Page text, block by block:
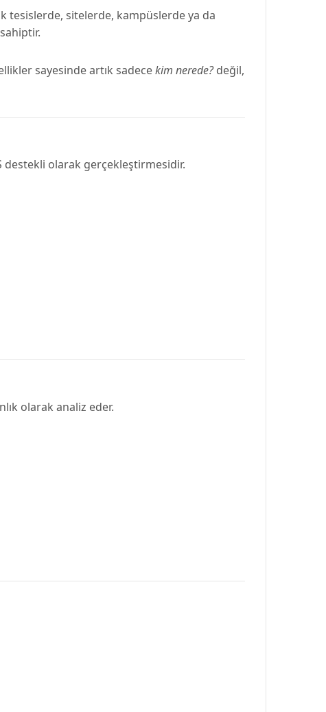
tesislerde, sitelerde, kampüslerde ya da
sayesinde artık sadecekim nerede?değil,
olarak gerçekleştirmesidir.
olarak analiz eder.